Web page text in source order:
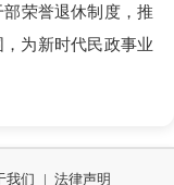
荣誉退休制度，推
为新时代民政事业
我们 | 法律声明